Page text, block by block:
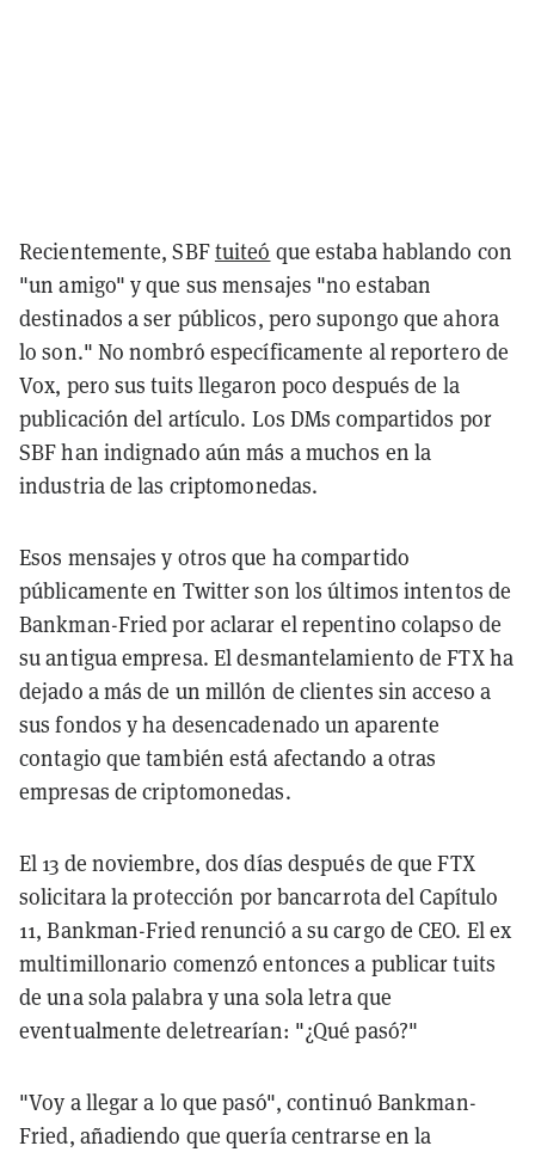
Recientemente, SBFtuiteó que estaba hablando con
"un amigo" y que sus mensajes "no estaban
destinados a ser públicos, pero supongo que ahora
lo son." No nombró específicamente al reportero de
Vox, pero sus tuits llegaron poco después de la
publicación del artículo. Los DMs compartidos por
SBF han indignado aún más a muchos en la
industria de las criptomonedas.
Esos mensajes y otros que ha compartido
públicamente en Twitter son los últimos intentos de
Bankman-Fried por aclarar el repentino colapso de
su antigua empresa. El desmantelamiento de FTX ha
dejado a más de un millón de clientes sin acceso a
sus fondos y ha desencadenado un aparente
contagio que también está afectando a otras
empresas de criptomonedas.
El 13 de noviembre, dos días después de que FTX
solicitara la protección por bancarrota del Capítulo
11, Bankman-Fried renunció a su cargo de CEO. El ex
multimillonario comenzó entonces a publicar tuits
de una sola palabra y una sola letra que
eventualmente deletrearían: "¿Qué pasó?"
"Voy a llegar a lo que pasó", continuó Bankman-
Fried, añadiendo que quería centrarse en la